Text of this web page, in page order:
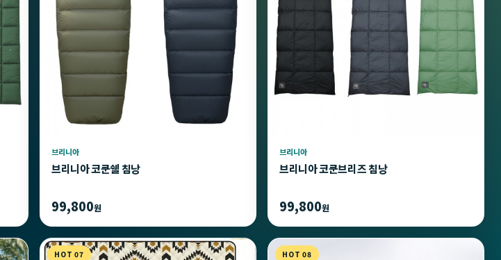
브리니아
브리니아 코쿤쉘 침낭
99,800원
브리니아
브리니아 코쿤브리즈 침낭
99,800원
HOT 07 HOT 08